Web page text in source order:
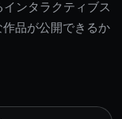
ンタラクティブス
品が公開できるか